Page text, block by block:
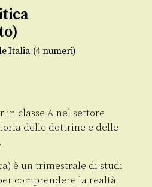
Italia (4 numeri)
in classe A nel settore
delle dottrine e delle
è un trimestrale di studi
comprendere la realtà